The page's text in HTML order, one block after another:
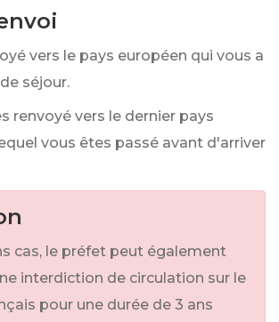
vers le pays européen qui vous a
séjour.
renvoyé vers le dernier pays
vous êtes passé avant d'arriver
cas, le préfet peut également
interdiction de circulation sur le
pour une durée de 3 ans